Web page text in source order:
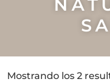
Mostrando los 2